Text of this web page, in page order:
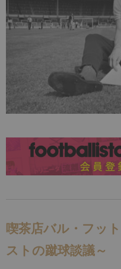
喫茶店バル・フッ
ストの蹴球談議～